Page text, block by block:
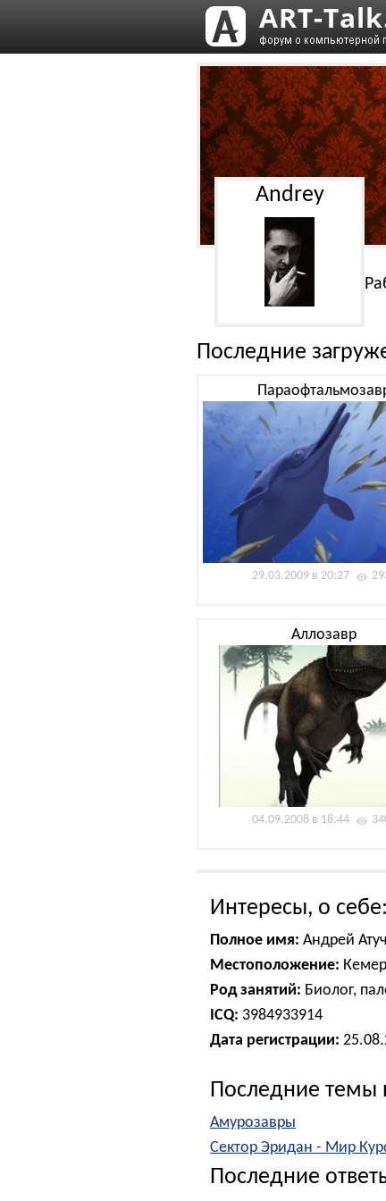
Andrey
Последние
29.03.2009 в 20:27
Аллозавр
04.09.2008 в 18:44
Интересы, о себе:
Полное имя: Андрей
Местоположение:
Род занятий: Биолог,
ICQ: 3984933914
Дата регистрации:
Последние темы
Амурозавры
Сектор Эридан - Мир
Последние